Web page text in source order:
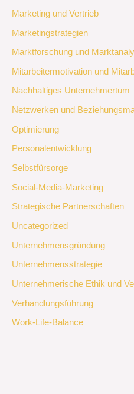
Marketing und Vertrieb
Marketingstrategien
Marktforschung und
Mitarbeitermotivation und
Nachhaltiges Unternehmertum
Netzwerken und
Optimierung
Personalentwicklung
Selbstfürsorge
Social-Media-Marketing
Strategische Partnerschaften
Uncategorized
Unternehmensgründung
Unternehmensstrategie
Unternehmerische Ethik und
Verhandlungsführung
Work-Life-Balance